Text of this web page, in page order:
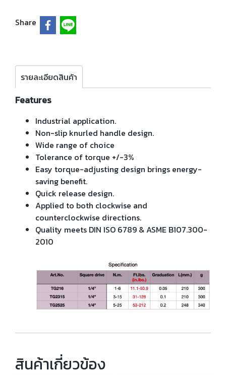
Share
รายละเอียดสินค้า
Features
Industrial application.
Non-slip knurled handle design.
Wide range of choice
Tolerance of torque +/-3%
Easy torque-adjusting design brings energy-
saving benefit.
Quick release design.
Applied to both clockwise and
counterclockwise directions.
Quality meets DIN ISO 6789 & ASME B107.300-
2010
สินค้าเกี่ยวข้อง